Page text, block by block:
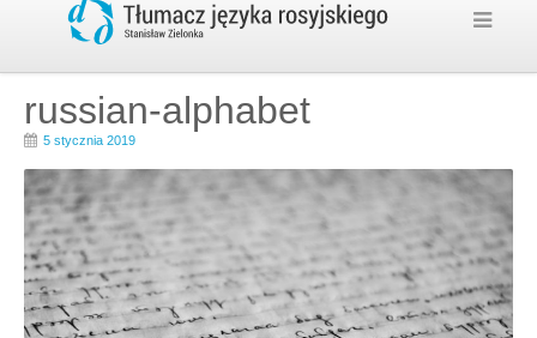
russian-alphabet
5 stycznia 2019